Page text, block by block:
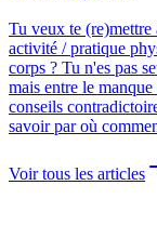
Tu veux te (re)mettre
activité / pratique
corps ? Tu n'es pas
mais entre le
conseils
savoir par où
Voir tous les articles